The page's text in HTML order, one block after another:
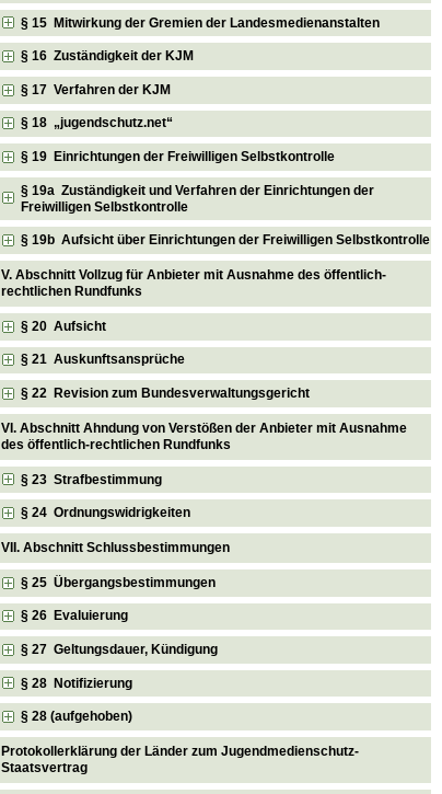
§ 15 Mitwirkung der Gremien der Landesmedienanstalten
§ 16 Zuständigkeit der KJM
§ 17 Verfahren der KJM
§ 18 „jugendschutz.net“
§ 19 Einrichtungen der Freiwilligen Selbstkontrolle
§ 19a Zuständigkeit und Verfahren der Einrichtungen der
Freiwilligen Selbstkontrolle
§ 19b Aufsicht über Einrichtungen der Freiwilligen Selbstkontrolle
V. Abschnitt Vollzug für Anbieter mit Ausnahme des öffentlich-
rechtlichen Rundfunks
§ 20 Aufsicht
§ 21 Auskunftsansprüche
§ 22 Revision zum Bundesverwaltungsgericht
VI. Abschnitt Ahndung von Verstößen der Anbieter mit Ausnahme
des öffentlich-rechtlichen Rundfunks
§ 23 Strafbestimmung
§ 24 Ordnungswidrigkeiten
VII. Abschnitt Schlussbestimmungen
§ 25 Übergangsbestimmungen
§ 26 Evaluierung
§ 27 Geltungsdauer, Kündigung
§ 28 Notifizierung
§ 28 (aufgehoben)
Protokollerklärung der Länder zum Jugendmedienschutz-
Staatsvertrag